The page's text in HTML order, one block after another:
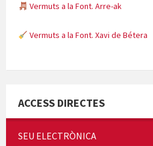
Vermuts a la Font. Arre-ak
Vermuts a la Font. Xavi de Bétera
ACCESS DIRECTES
SEU ELECTRÒNICA